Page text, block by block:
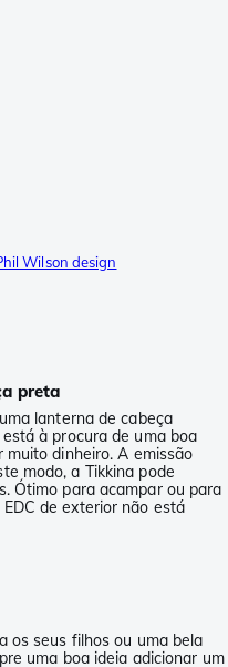
Wilson design
preta
lanterna de cabeça
à procura de uma boa
dinheiro. A emissão
modo, a Tikkina pode
Ótimo para acampar ou para
de exterior não está
os seus filhos ou uma bela
uma boa ideia adicionar um